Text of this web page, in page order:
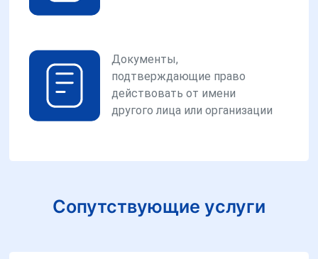
Документы,
подтверждающие право
действовать от имени
другого лица или организации
Сопутствующие услуги